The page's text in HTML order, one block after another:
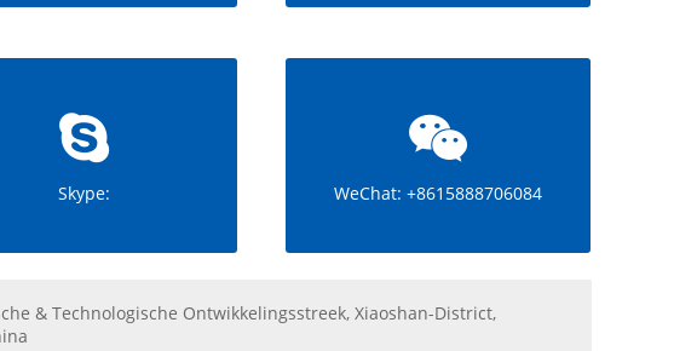
Skype: WeChat: +8615888706084
& Technologische Ontwikkelingsstreek, Xiaoshan-District,